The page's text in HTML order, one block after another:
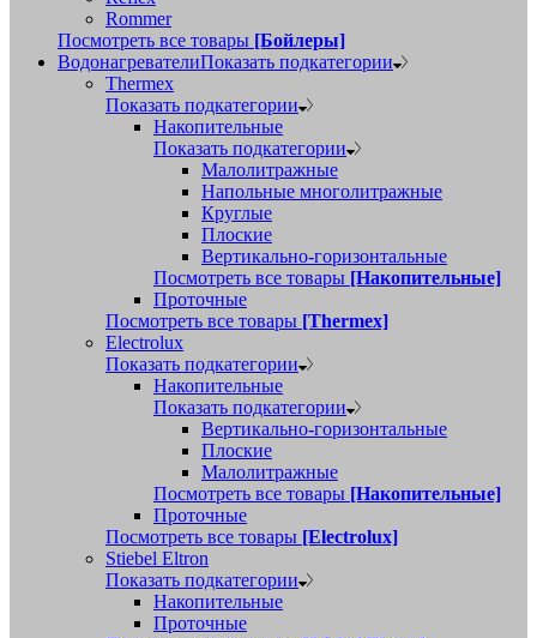
Rommer
Посмотреть все товары [Бойлеры]
ВодонагревателиПоказать подкатегории
Thermex
Показать подкатегории
Накопительные
Показать подкатегории
Малолитражные
Напольные многолитражные
Круглые
Плоские
Вертикально-горизонтальные
Посмотреть все товары [Накопительные]
Проточные
Посмотреть все товары [Thermex]
Electrolux
Показать подкатегории
Накопительные
Показать подкатегории
Вертикально-горизонтальные
Плоские
Малолитражные
Посмотреть все товары [Накопительные]
Проточные
Посмотреть все товары [Electrolux]
Stiebel Eltron
Показать подкатегории
Накопительные
Проточные